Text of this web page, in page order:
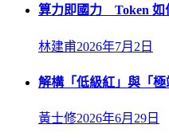
算力即國力 Token 如
林建甫2026年7月2日
解構「低級紅」與「
黃士修2026年6月29日